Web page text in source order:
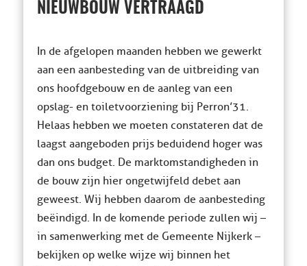
NIEUWBOUW VERTRAAGD
In de afgelopen maanden hebben we gewerkt
aan een aanbesteding van de uitbreiding van
ons hoofdgebouw en de aanleg van een
opslag- en toiletvoorziening bij Perron’31.
Helaas hebben we moeten constateren dat de
laagst aangeboden prijs beduidend hoger was
dan ons budget. De marktomstandigheden in
de bouw zijn hier ongetwijfeld debet aan
geweest. Wij hebben daarom de aanbesteding
beëindigd. In de komende periode zullen wij –
in samenwerking met de Gemeente Nijkerk –
bekijken op welke wijze wij binnen het